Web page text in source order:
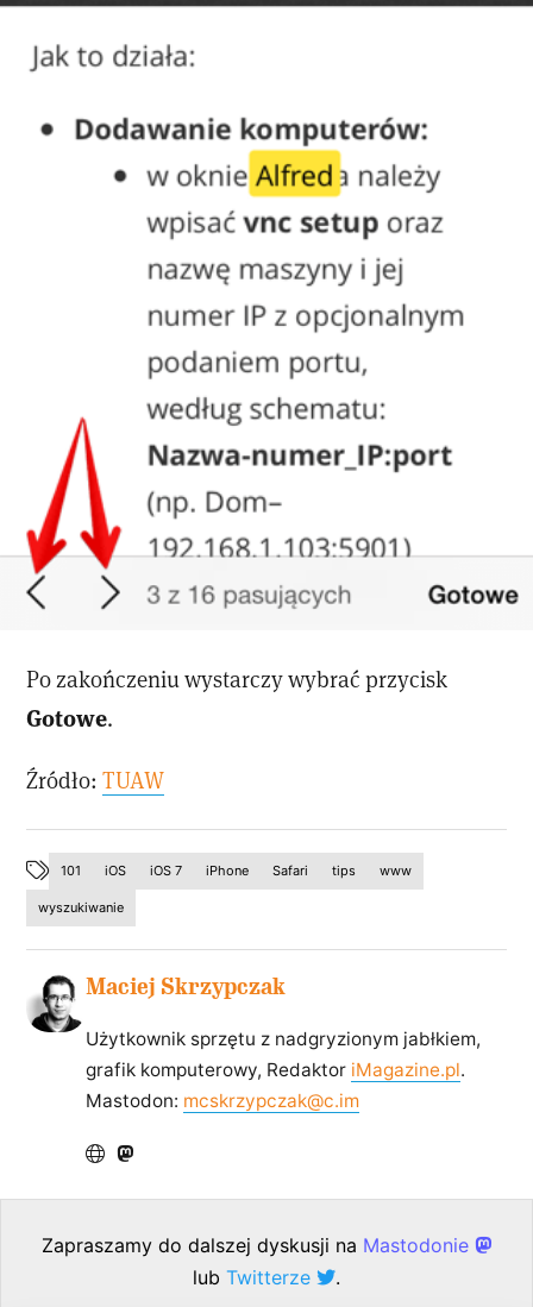
Po zakończeniu wystarczy wybrać przycisk
Gotowe.
Źródło:TUAW
101 iOS iOS 7 iPhone Safari tips www
wyszukiwanie
Maciej Skrzypczak
Użytkownik sprzętu z nadgryzionym jabłkiem,
grafik komputerowy, Redaktor iMagazine.pl.
Mastodon: mcskrzypczak@c.im
Zapraszamy do dalszej dyskusji na Mastodonie
lub Twitterze .